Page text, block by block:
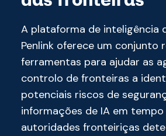
A plataforma de inteligência
Penlink oferece um conjunto
ferramentas para ajudar as
controlo de fronteiras a
potenciais riscos de
informações de IA em tempo
autoridades fronteiriças